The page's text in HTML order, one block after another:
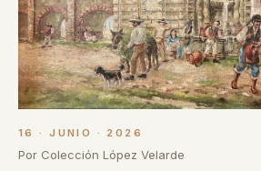
16 · JUNIO · 2026
Por Colección López Velarde